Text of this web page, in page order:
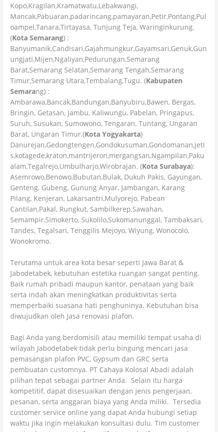
Kopo,Kragilan,Kramatwatu,Lebakwangi,
Mancak,Pabuaran,padarincang,pamayaran,Petir,Pontang,Pul
oampel,Tanara,Tirtayasa, Tunjung Teja, Waringinkurung.
(Kota Semarang) :
Banyumanik,Candisari,Gajahmungkur,Gayamsari,Genuk,Gun
ungjati,Mijen,Ngaliyan,Pedurungan,Semarang
Barat,Semarang Selatan,Semarang Tengah,Semarang
Timur,Semarang Utara,Tembalang,Tugu. (Kabupaten
Semarang) :
Ambarawa,Bancak,Bandungan,Banyubiru,Bawen, Bergas,
Bringin, Getasan, Jambu, Kaliwungu, Pabelan, Pringapus,
Suruh, Susukan, Sumowono, Tengaran, Tuntang, Ungaran
Barat, Ungaran Timur.(Kota Yogyakarta)
Danurejan,Gedongtengen,Gondokusuman,Gondomanan,jeti
s,kotagede,kraton,mantrijeron,mergangsan,Ngampilan,Paku
alam,Tegalrejo,Umbulharjo,Wirobrajan. (Kota Surabaya):
Asemrowo,Benowo,Bubutan,Bulak, Dukuh Pakis, Gayungan,
Genteng, Gubeng, Gunung Anyar, Jambangan, Karang
Pilang, Kenjeran, Lakarsantri,Mulyorejo, Pabean
Cantilan,Pakal, Rungkut, Sambilkerep,Sawahan,
Semampir,Simokerto, Sukolilo,Sukomanunggal, Tambaksari,
Tandes, Tegalsari, Tenggilis Mejoyo, Wiyung, Wonocolo,
Wonokromo.
Terutama untuk area kota besar seperti Jawa Barat &
Jabodetabek, kebutuhan estetika ruangan sangat penting.
Baik rumah pribadi maupun kantor, penataan yang baik
serta indah akan meningkatkan produktivitas serta
memperbaiki suasana hati penghuninya. Kebutuhan bisa
diwujudkan oleh Jasa renovasi plafon.
Bagi Anda yang berdomisili atau memiliki tempat usaha di
wilayah Jabodetabek tidak perlu bingung mencari jasa
pemasangan plafon PVC, Gypsum dan GRC serta
pembuatan customnya. PT Cahaya Kolosal Abadi adalah
pilihan tepat sebagai partner Anda. Selain itu harga
kompetitif, dapat disesuaikan dengan jenis pengerjaan,
pesanan, serta anggaran biaya yang Anda miliki. Tersedia
customer service online yang dapat Anda hubungi setiap
waktu jika ingin melakukan konsultasi dulu. Tim customer